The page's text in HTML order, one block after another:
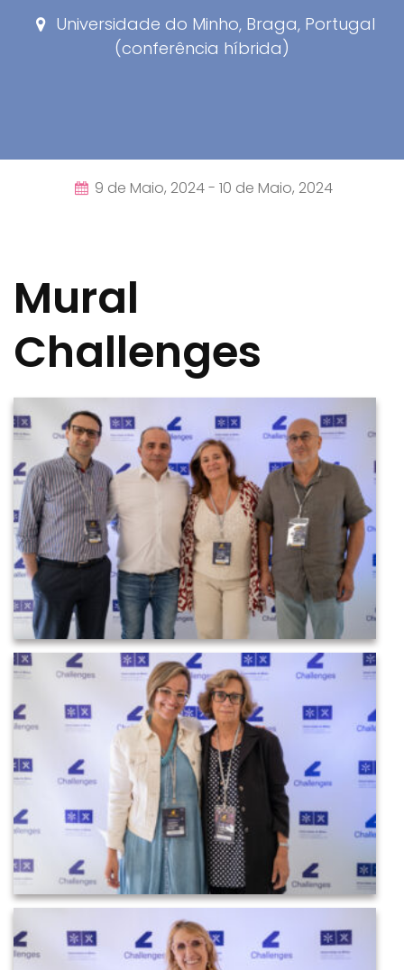
Universidade do Minho, Braga, Portugal
(conferência híbrida)
9 de Maio, 2024 -10 de Maio, 2024
Mural
Challenges